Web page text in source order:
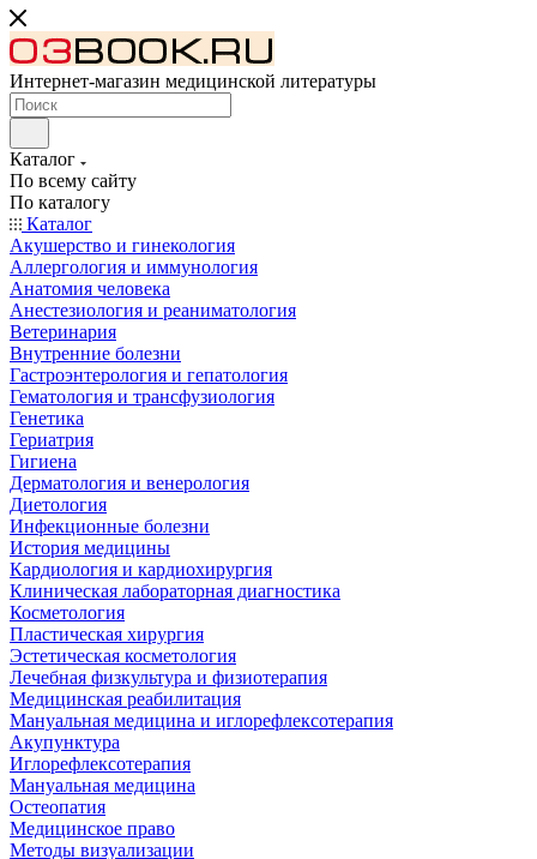
Интернет-магазин медицинской литературы
Каталог
По всему сайту
По каталогу
Каталог
Акушерство и гинекология
Аллергология и иммунология
Анатомия человека
Анестезиология и реаниматология
Ветеринария
Внутренние болезни
Гастроэнтерология и гепатология
Гематология и трансфузиология
Генетика
Гериатрия
Гигиена
Дерматология и венерология
Диетология
Инфекционные болезни
История медицины
Кардиология и кардиохирургия
Клиническая лабораторная диагностика
Косметология
Пластическая хирургия
Эстетическая косметология
Лечебная физкультура и физиотерапия
Медицинская реабилитация
Мануальная медицина и иглорефлексотерапия
Акупунктура
Иглорефлексотерапия
Мануальная медицина
Остеопатия
Медицинское право
Методы визуализации